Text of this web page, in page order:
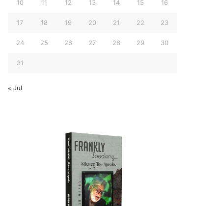
10 11 12 13 14 15 16
17 18 19 20 21 22 23
24 25 26 27 28 29 30
31
« Jul